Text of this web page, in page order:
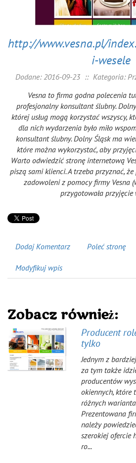
http://www.vesna.pl/
i-wesele
Dodane: 2016-09-23 :: Kategoria:
Vesna to firma godna polecenia
profesjonalny konsultant ślubny.
której usług mogą korzystać wszyscy,
dla nich wydarzenia było miło
konsultant ślubny. Dolny Śląsk ma
które można wykorzystać, aby
Warto odwiedzić stronę internetową
piszą sami klienci. A trzeba przyznać,
zadowoleni z pomocy firmy Vesna
przygotowała przyjęcie
Dodaj Komentarz Poleć stronę
Modyfikuj wpis
Zobacz również:
Producent
tylko
Jednym z
za tym także
producentów
okiennych, które
różnych
Prezentowana
należy
szerokiej ofercie
ro...